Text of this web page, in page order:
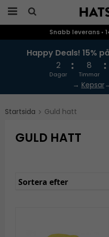
Snabb leverans •
Happy Deals! 15%
2
Dagar
8
Timmar
→ Kepsar
Startsida Guld hatt
GULD HATT
Sortera efter